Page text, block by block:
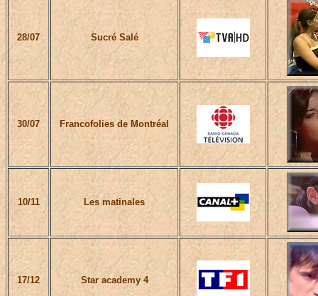
28/07 Sucré Salé
30/07 Francofolies de Montréal
10/11 Les matinales
17/12 Star academy 4